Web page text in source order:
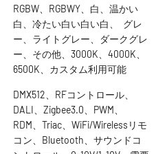
RGBW、RGBWY、白、温かい
白、冷たい白い白い白、 グレ
ー、ライトグレー、ダークグレ
ー、その他、3000K、4000K、
6500K、カスタム利用可能
DMX512、RFコントロール、
DALI、Zigbee3.0、PWM、
RDM、Triac、WiFi/Wirelessリモ
コン、Bluetooth、サウンドコ